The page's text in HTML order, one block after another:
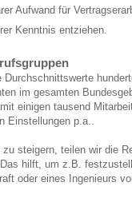
Aufwand für
Kenntnis entziehen.
im gesamten
einigen tausend
Einstellungen p.a..
steigern, teilen wir die
hilft, um z.B.
oder eines Ingenieurs